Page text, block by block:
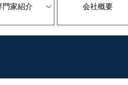
門家紹介 会社概要